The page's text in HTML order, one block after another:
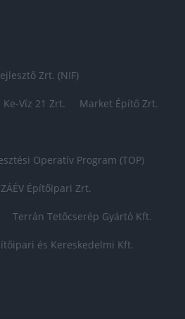
Zrt. (NIF)
Ke-Víz 21 Zrt. Market Építő Zrt.
Operatív Program (TOP)
ZÁÉV Építőipari Zrt.
Terrán Tetőcserép Gyártó Kft.
és Kereskedelmi Kft.